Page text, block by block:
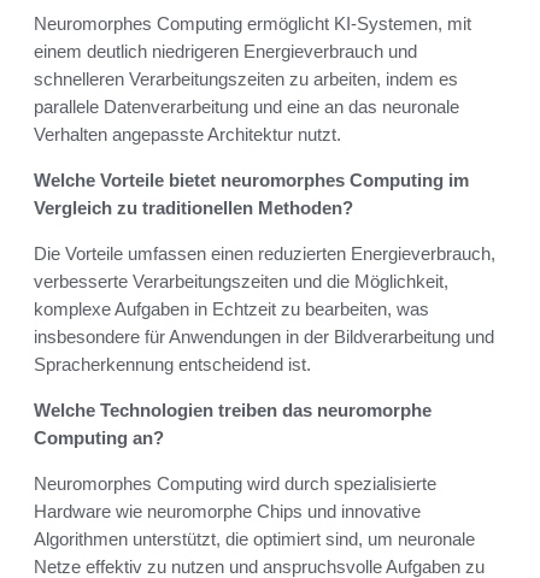
Neuromorphes Computing ermöglicht KI-Systemen, mit
einem deutlich niedrigeren Energieverbrauch und
schnelleren Verarbeitungszeiten zu arbeiten, indem es
parallele Datenverarbeitung und eine an das neuronale
Verhalten angepasste Architektur nutzt.
Welche Vorteile bietet neuromorphes Computing im
Vergleich zu traditionellen Methoden?
Die Vorteile umfassen einen reduzierten Energieverbrauch,
verbesserte Verarbeitungszeiten und die Möglichkeit,
komplexe Aufgaben in Echtzeit zu bearbeiten, was
insbesondere für Anwendungen in der Bildverarbeitung und
Spracherkennung entscheidend ist.
Welche Technologien treiben das neuromorphe
Computing an?
Neuromorphes Computing wird durch spezialisierte
Hardware wie neuromorphe Chips und innovative
Algorithmen unterstützt, die optimiert sind, um neuronale
Netze effektiv zu nutzen und anspruchsvolle Aufgaben zu